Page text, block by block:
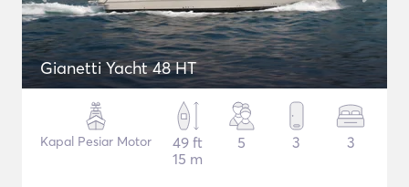
Gianetti Yacht 48 HT
Kapal Pesiar Motor
49 ft
15 m
5 3 3